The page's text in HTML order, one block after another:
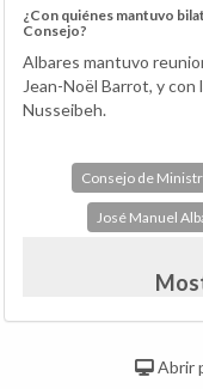
¿Con quiénes mantuvo
Consejo?
Albares mantuvo
Jean-Noël Barrot, y
Nusseibeh.
Consejo de
José Manuel
Abrir